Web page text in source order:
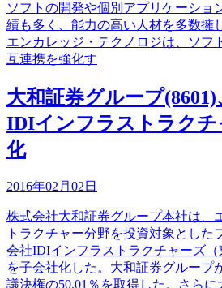
ソフトの開発や個別アプリケーショ
績も多く、能力の高い人材を多数擁
エンカレッジ・テクノロジは、ソフ
互連携を強化す
大和証券グループ
IDIインフラストラクチ
化
2016年02月02日
株式会社大和証券グループ本社は、
トラクチャー分野を投資対象とした
会社IDIインフラストラクチャーズ（
を子会社化した。大和証券グループ
議決権の50.01％を取得した。さらに